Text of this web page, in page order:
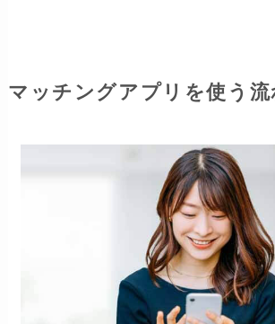
マッチングアプリを使う流